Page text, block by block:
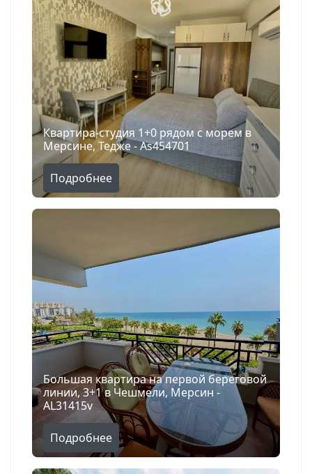
Квартира-студия 1+0 рядом с морем в
Мерсине, Тедже - As454701
Подробнее
Большая квартира на первой береговой
линии, 3+1 в Чешмели, Мерсин -
AL31415v
Подробнее